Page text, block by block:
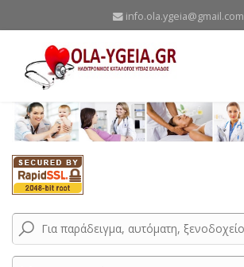
info.ola.ygeia@gmail.com